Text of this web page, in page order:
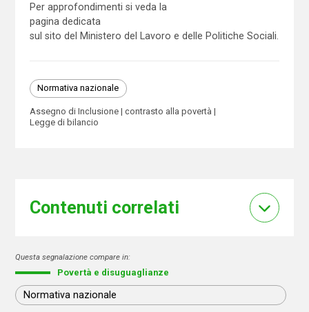
Per approfondimenti si veda la
pagina dedicata
sul sito del Ministero del Lavoro e delle Politiche Sociali.
Normativa nazionale
Assegno di Inclusione
contrasto alla povertà
Legge di bilancio
Contenuti correlati
Questa segnalazione compare in:
Povertà e disuguaglianze
Normativa nazionale